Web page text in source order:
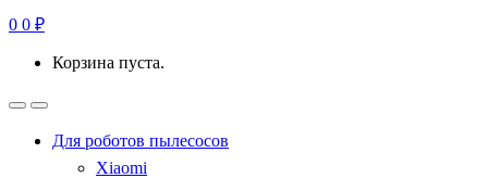
0 0 ₽
Корзина пуста.
Для роботов пылесосов
Xiaomi